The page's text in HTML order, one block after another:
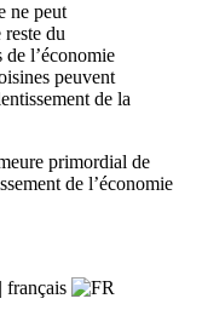
ne peut
du
de l’économie
peuvent
de la
primordial de
de l’économie
| français